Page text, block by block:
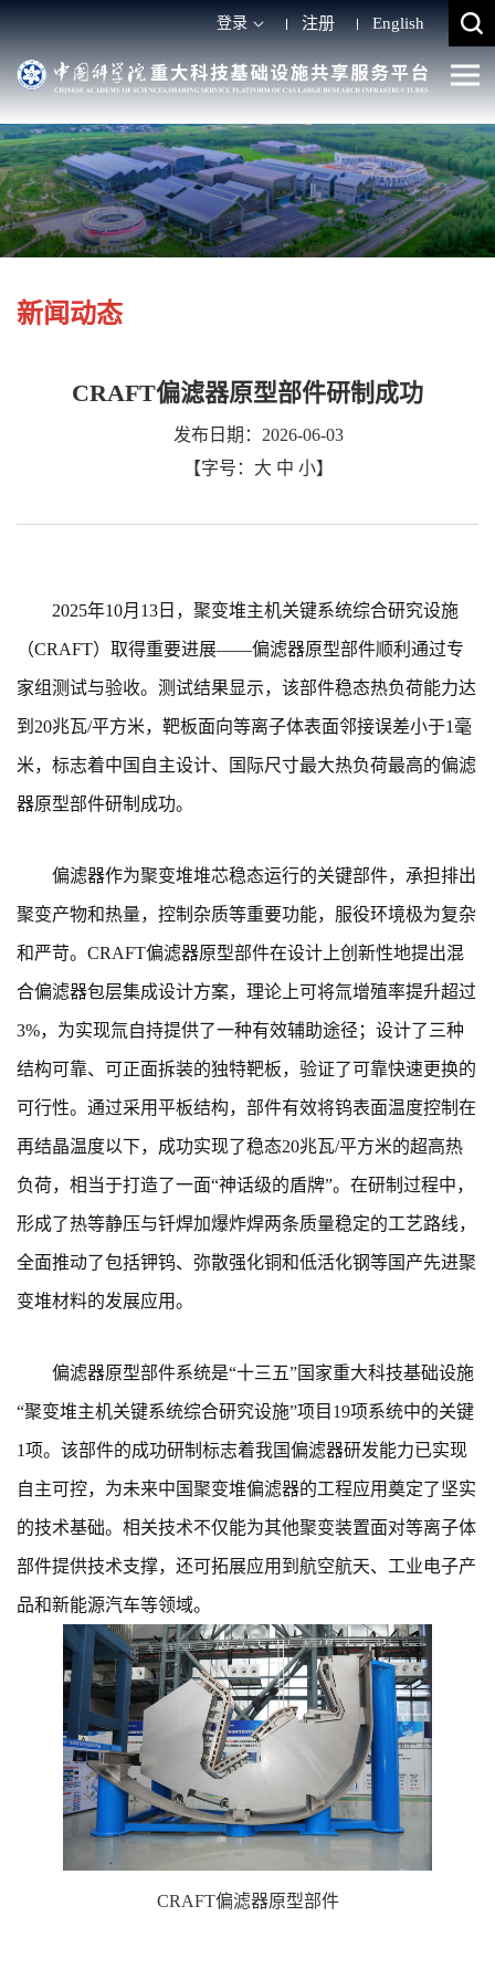
登录 注册 English
新闻动态
CRAFT偏滤器原型部件研制成功
发布日期：2026-06-03
【字号： 大 中 小】
2025年10月13日，聚变堆主机关键系统综合研究设施
（CRAFT）取得重要进展——偏滤器原型部件顺利通过专
家组测试与验收。测试结果显示，该部件稳态热负荷能力达
到20兆瓦/平方米，靶板面向等离子体表面邻接误差小于1毫
米，标志着中国自主设计、国际尺寸最大热负荷最高的偏滤
器原型部件研制成功。
偏滤器作为聚变堆堆芯稳态运行的关键部件，承担排出
聚变产物和热量，控制杂质等重要功能，服役环境极为复杂
和严苛。CRAFT偏滤器原型部件在设计上创新性地提出混
合偏滤器包层集成设计方案，理论上可将氚增殖率提升超过
3%，为实现氚自持提供了一种有效辅助途径；设计了三种
结构可靠、可正面拆装的独特靶板，验证了可靠快速更换的
可行性。通过采用平板结构，部件有效将钨表面温度控制在
再结晶温度以下，成功实现了稳态20兆瓦/平方米的超高热
负荷，相当于打造了一面“神话级的盾牌”。在研制过程中，
形成了热等静压与钎焊加爆炸焊两条质量稳定的工艺路线，
全面推动了包括钾钨、弥散强化铜和低活化钢等国产先进聚
变堆材料的发展应用。
偏滤器原型部件系统是“十三五”国家重大科技基础设施
“聚变堆主机关键系统综合研究设施”项目19项系统中的关键
1项。该部件的成功研制标志着我国偏滤器研发能力已实现
自主可控，为未来中国聚变堆偏滤器的工程应用奠定了坚实
的技术基础。相关技术不仅能为其他聚变装置面对等离子体
部件提供技术支撑，还可拓展应用到航空航天、工业电子产
品和新能源汽车等领域。
CRAFT偏滤器原型部件